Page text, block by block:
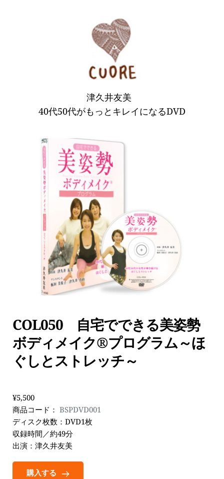
津久井友美
40代50代がもっとキレイになるDVD
COL050　自宅でできる美姿勢
ボディメイク®プログラム～ほ
ぐしとストレッチ～
¥5,500
商品コード： BSPDVD001
ディスク枚数：DVD1枚
収録時間／約49分
出演：津久井友美
購入する